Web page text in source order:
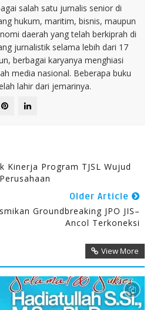
salah satu jurnalis senior di
hukum, maritim, bisnis, maupun
daerah yang telah berkiprah di
jurnalistik selama lebih dari 17
berbagai karyanya menghiasi
media nasional. Beberapa buku
lahir dari jemarinya.
Kinerja Program TJSL Wujud
Older Article
Groundbreaking JPO JIS–
Ancol Terkoneksi
View More